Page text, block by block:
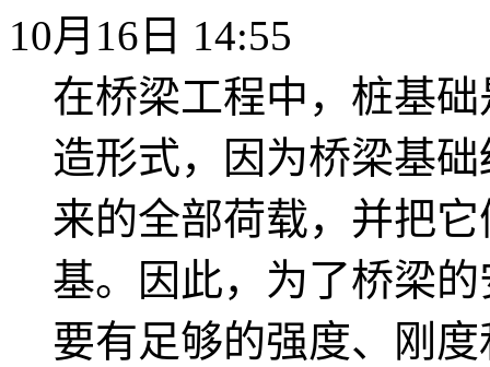
10月16日 14:55
在桥梁工程中，桩基
造形式，因为桥梁基
来的全部荷载，并把
基。因此，为了桥梁
要有足够的强度、刚